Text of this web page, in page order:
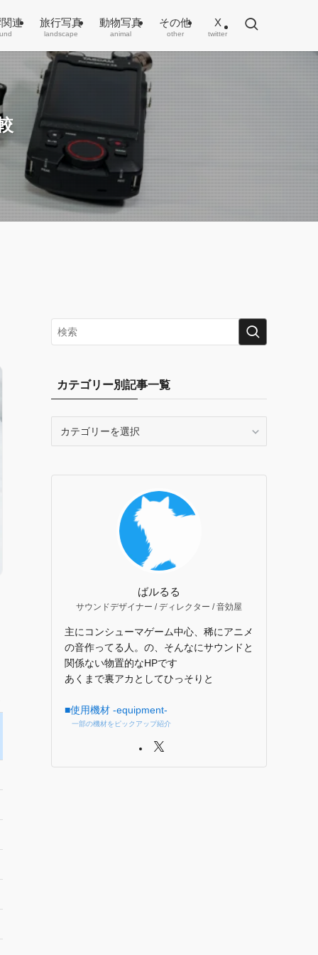
連 旅行写真
landscape
動物写真
animal
その他
other
X
twitter
カテゴリー別記事一覧
ばルるる
サウンドデザイナー / ディレクター / 音効屋
主にコンシューマゲーム中心、稀にアニメ
の音作ってる人。の、そんなにサウンドと
関係ない物置的なHPです
あくまで裏アカとしてひっそりと
■使用機材 -equipment-
一部の機材をピックアップ紹介